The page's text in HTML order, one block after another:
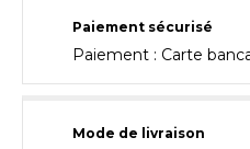
Paiement sécurisé
Paiement : Carte
Mode de livraison